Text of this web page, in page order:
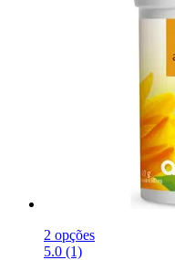
2 opções
5.0 (1)